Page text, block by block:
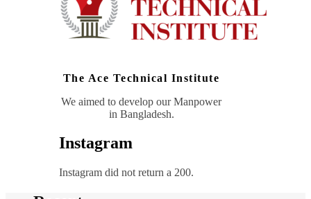
The Ace Technical Institute
We aimed to develop our Manpower
in Bangladesh.
Instagram
Instagram did not return a 200.